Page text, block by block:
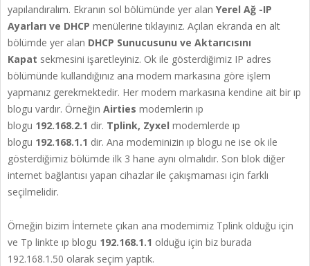
yapılandıralım. Ekranın sol bölümünde yer alan Yerel Ağ -IP
Ayarları ve DHCP menülerine tıklayınız. Açılan ekranda en alt
bölümde yer alan DHCP Sunucusunu ve Aktarıcısını
Kapat sekmesini işaretleyiniz. Ok ile gösterdiğimiz IP adres
bölümünde kullandığınız ana modem markasına göre işlem
yapmanız gerekmektedir. Her modem markasına kendine ait bir ıp
blogu vardır. Örneğin Airties modemlerin ıp
blogu 192.168.2.1 dir. Tplink, Zyxel modemlerde ıp
blogu 192.168.1.1 dir. Ana modeminizin ıp blogu ne ise ok ile
gösterdiğimiz bölümde ilk 3 hane aynı olmalıdır. Son blok diğer
internet bağlantısı yapan cihazlar ile çakışmaması için farklı
seçilmelidir.
Örneğin bizim İnternete çıkan ana modemimiz Tplink olduğu için
ve Tp linkte ıp blogu 192.168.1.1 olduğu için biz burada
192.168.1.50 olarak seçim yaptık.